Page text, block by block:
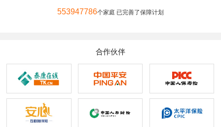
553947786个家庭 已完善了保障计划
合作伙伴